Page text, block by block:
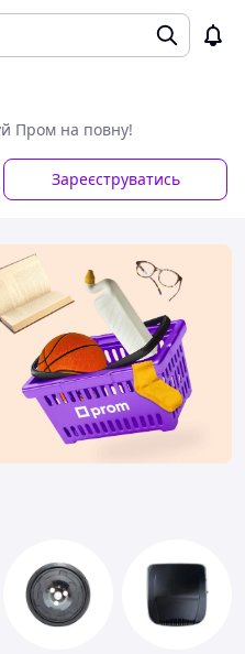
Пром на повну!
Зареєструватись